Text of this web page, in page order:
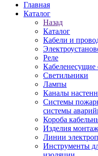
Главная
Каталог
Назад
Каталог
Кабели и
Реле
Кабеленесущие
Светильники
Лампы
Каналы
Системы
системы
Короба
Изделия
Линии
Инструменты